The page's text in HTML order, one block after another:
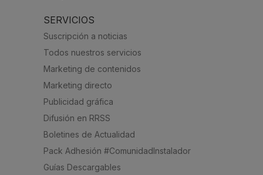
SERVICIOS
Suscripción a noticias
Todos nuestros servicios
Marketing de contenidos
Marketing directo
Publicidad gráfica
Difusión en RRSS
Boletines de Actualidad
Pack Adhesión #ComunidadInstalador
Guías Descargables